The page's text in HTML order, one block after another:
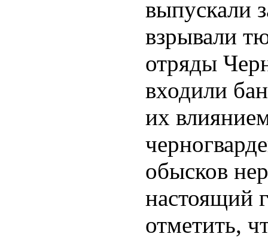
выпускали
взрывали
отряды
входили
их
обысков
настоящий
отметить,